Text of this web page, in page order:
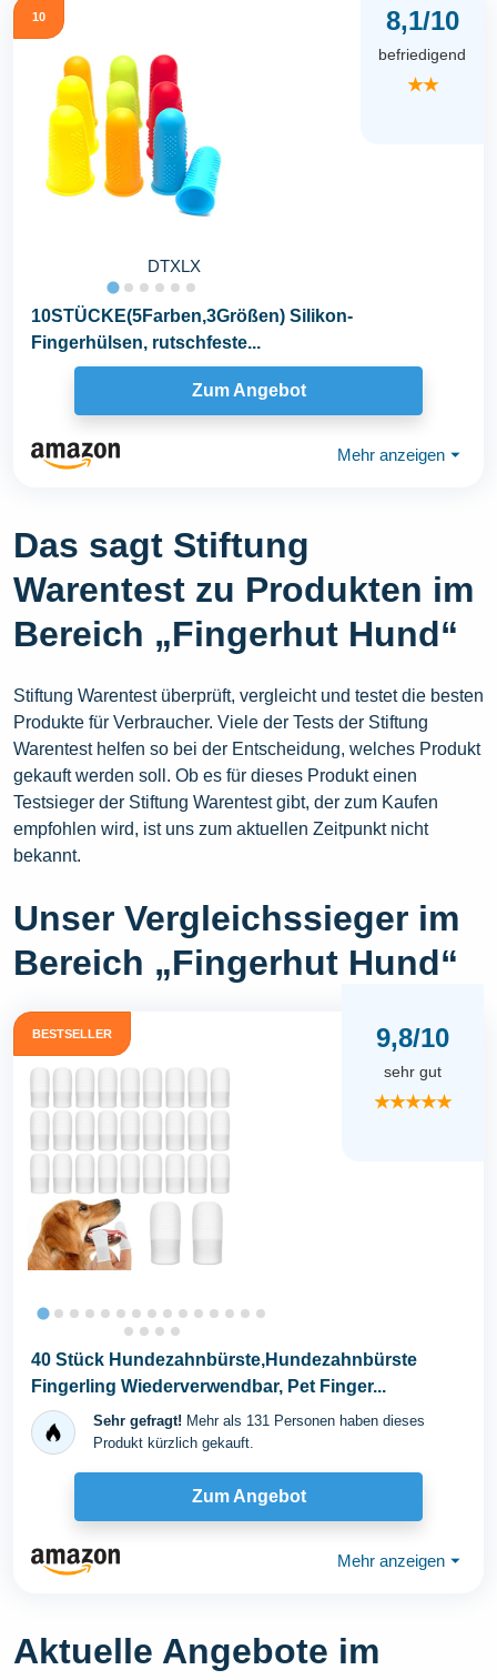
10
DTXLX
8,1/10
befriedigend
★★
10STÜCKE(5Farben,3Größen) Silikon-
Fingerhülsen, rutschfeste...
Zum Angebot
Mehr anzeigen ⏷
Das sagt Stiftung
Warentest zu Produkten im
Bereich „Fingerhut Hund“
Stiftung Warentest überprüft, vergleicht und testet die besten
Produkte für Verbraucher. Viele der Tests der Stiftung
Warentest helfen so bei der Entscheidung, welches Produkt
gekauft werden soll. Ob es für dieses Produkt einen
Testsieger der Stiftung Warentest gibt, der zum Kaufen
empfohlen wird, ist uns zum aktuellen Zeitpunkt nicht
bekannt.
Unser Vergleichssieger im
Bereich „Fingerhut Hund“
BESTSELLER 9,8/10
sehr gut
★★★★★
40 Stück Hundezahnbürste,Hundezahnbürste
Fingerling Wiederverwendbar, Pet Finger...
Sehr gefragt! Mehr als 131 Personen haben dieses
Produkt kürzlich gekauft.
Zum Angebot
Mehr anzeigen ⏷
Aktuelle Angebote im